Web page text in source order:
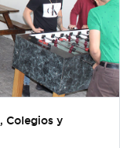
Colegios y